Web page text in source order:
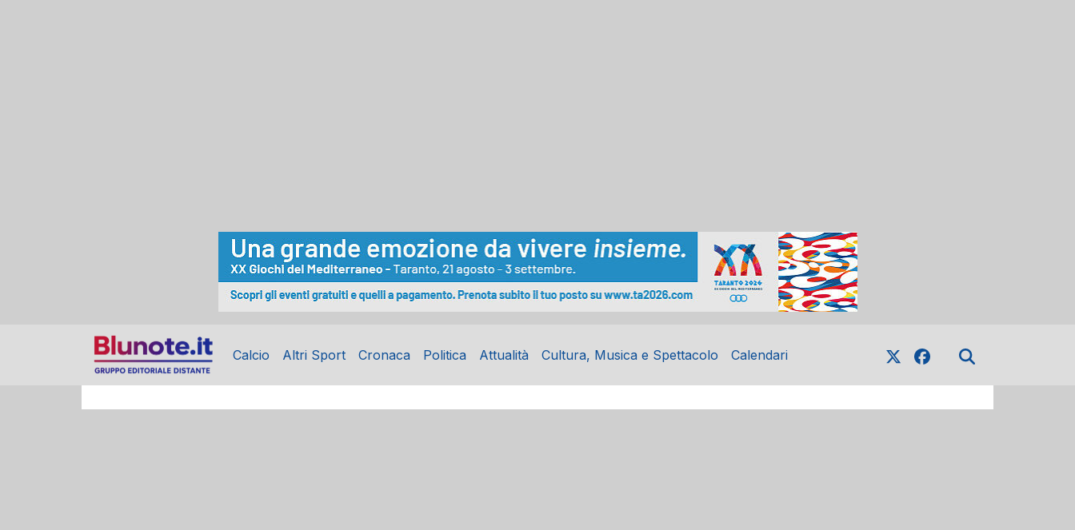
Calcio Altri Sport Cronaca Politica Attualità Cultura, Musica e Spettacolo Calendari